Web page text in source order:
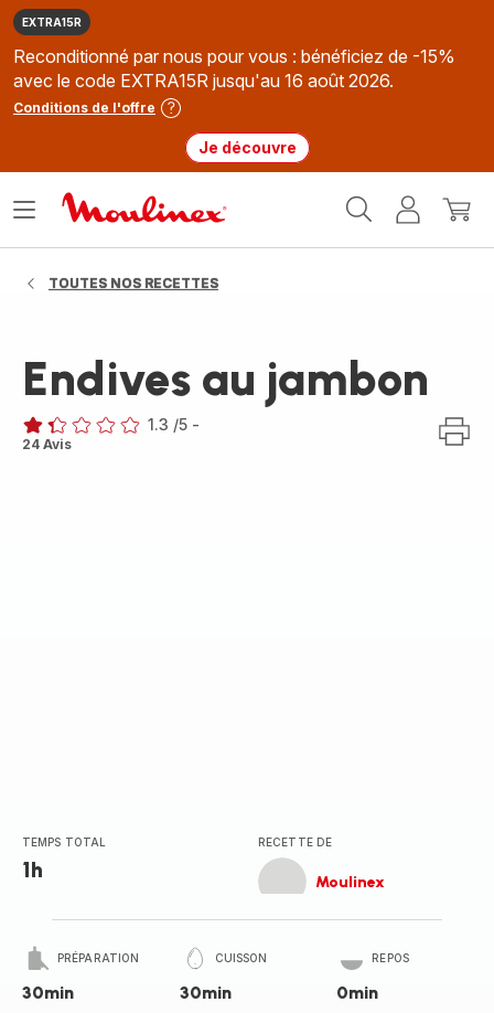
EXTRA15R
Reconditionné par nous pour vous : bénéficiez de -15%
avec le code EXTRA15R jusqu'au 16 août 2026.
Conditions de l'offre
Je découvre
MonMon
Ouvrir
TOUTES NOS RECETTES
Endives au jambon
ratings.1.3
1.3 /5 -
24 Avis
TEMPS TOTAL
1h
RECETTE DE
Moulinex
PRÉPARATION
30min
CUISSON
30min
REPOS
0min